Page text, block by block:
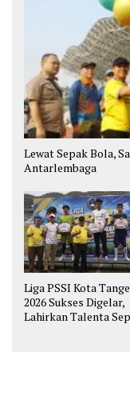
Lewat Sepak Bola,
Antarlembaga
Liga PSSI Kota
2026 Sukses Digelar,
Lahirkan Talenta